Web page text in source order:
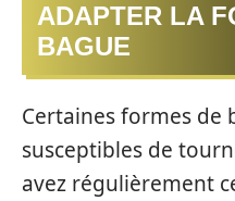
ADAPTER LA
BAGUE
Certaines formes de
susceptibles de
avez régulièrement